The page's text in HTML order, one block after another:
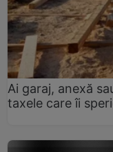
Ai garaj, anexă
taxele care îi